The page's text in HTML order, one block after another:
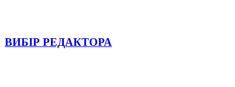
ВИБІР РЕДАКТОРА